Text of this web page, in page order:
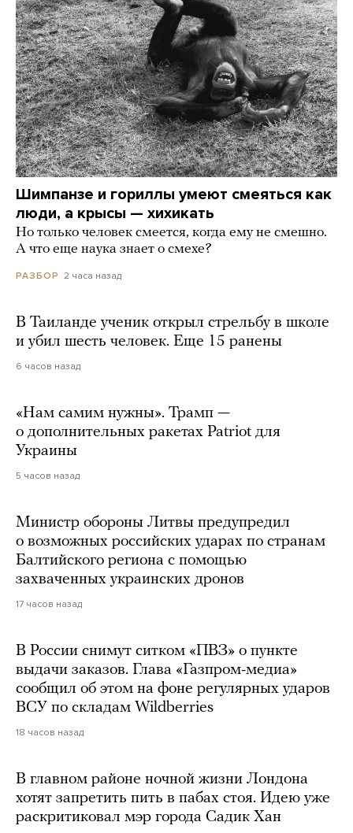
Шимпанзе и гориллы умеют смеяться как
люди, а крысы — хихикать
Но только человек смеется, когда ему не смешно.
А что еще наука знает о смехе?
РАЗБОР 2 часа назад
В Таиланде ученик открыл стрельбу в школе
и убил шесть человек. Еще 15 ранены
6 часов назад
«Нам самим нужны». Трамп —
о дополнительных ракетах Patriot для
Украины
5 часов назад
Министр обороны Литвы предупредил
о возможных российских ударах по странам
Балтийского региона с помощью
захваченных украинских дронов
17 часов назад
В России снимут ситком «ПВЗ» о пункте
выдачи заказов. Глава «Газпром-медиа»
сообщил об этом на фоне регулярных ударов
ВСУ по складам Wildberries
18 часов назад
В главном районе ночной жизни Лондона
хотят запретить пить в пабах стоя. Идею уже
раскритиковал мэр города Садик Хан